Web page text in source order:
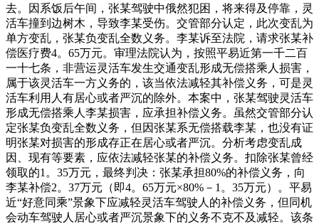
去。因系饭后午间，张某驾驶中俄然犯困，将来得及停靠，灵
活车撞到边树木，导致李某受伤。交管部分认定，此次变乱为
单方变乱，张某负变乱全数义务。李某诉至法院，请求张某补
偿医疗费4。65万元。审理法院认为，按照平易近第一千二百
一十七条，非营运灵活车发生交通变乱形成无偿搭乘人损害，
属于该灵活车一方义务的，该当依法减轻其补偿义务，可是灵
活车利用人有居心或者严沉的除外。本案中，张某驾驶灵活车
形成无偿搭乘人李某损害，应承担补偿义务。虽然交管部分认
定张某负变乱全数义务，但因张某系无偿搭载李某，也没有证
明张某对损害的形成存正在居心或者严沉。分析考虑变乱成
因、现有等要素，应依法减轻张某的补偿义务。扣除张某曾经
领取的1。35万元，最终判决：张某承担80%的补偿义务，向
李某补偿2。37万元（即4。65万元×80%－1。35万元）。平易
近“好意同乘”景象下应减轻灵活车驾驶人的补偿义务，但同机
会动车驾驶人居心或者严沉景象下的义务不克不及减轻。该条